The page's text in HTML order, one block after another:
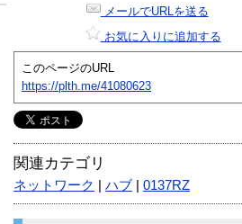
メールでURLを送る
お気に入りに追加する
このページのURL
https://plth.me/41080623
関連カテゴリ
ネットワーク ハブ 0137RZ